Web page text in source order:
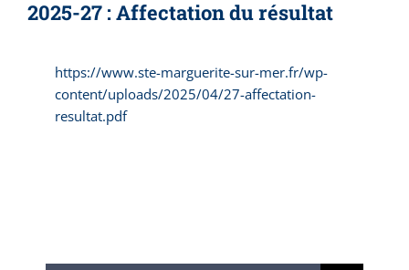
2025-27 : Affectation du résultat
https://www.ste-marguerite-sur-mer.fr/wp-
content/uploads/2025/04/27-affectation-
resultat.pdf